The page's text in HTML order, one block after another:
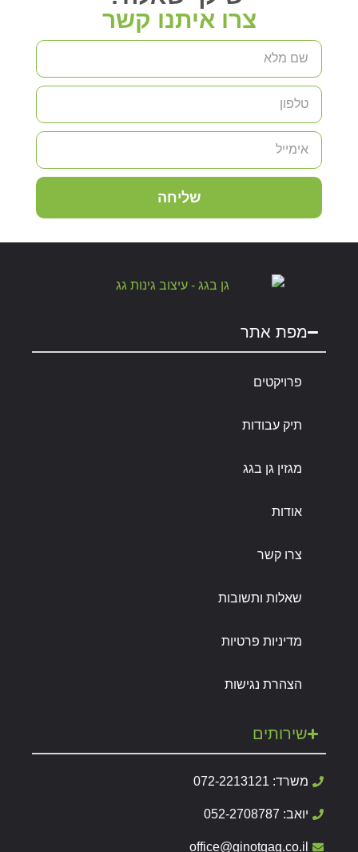
צרו איתנו קשר
שליחה
מפת אתר
פרויקטים
תיק עבודות
מגזין גן בגג
אודות
צרו קשר
שאלות ותשובות
מדיניות פרטיות
הצהרת נגישות
שירותים
משרד: 072-2213121
יואב: 052-2708787
office@ginotgag.co.il